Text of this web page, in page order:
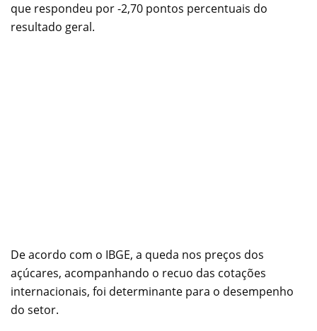
que respondeu por -2,70 pontos percentuais do
resultado geral.
De acordo com o IBGE, a queda nos preços dos
açúcares, acompanhando o recuo das cotações
internacionais, foi determinante para o desempenho
do setor.